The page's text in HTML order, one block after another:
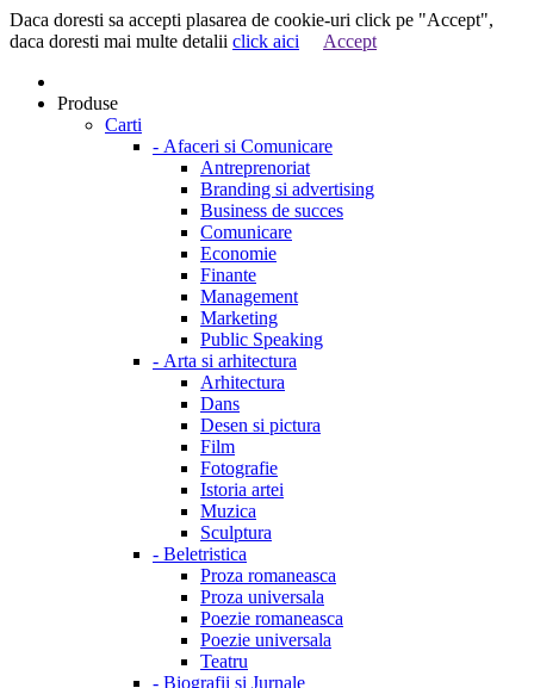
Daca doresti sa accepti plasarea de cookie-uri click pe "Accept",
daca doresti mai multe detalii click aici Accept
Produse
Carti
- Afaceri si Comunicare
Antreprenoriat
Branding si advertising
Business de succes
Comunicare
Economie
Finante
Management
Marketing
Public Speaking
- Arta si arhitectura
Arhitectura
Dans
Desen si pictura
Film
Fotografie
Istoria artei
Muzica
Sculptura
- Beletristica
Proza romaneasca
Proza universala
Poezie romaneasca
Poezie universala
Teatru
- Biografii si Jurnale